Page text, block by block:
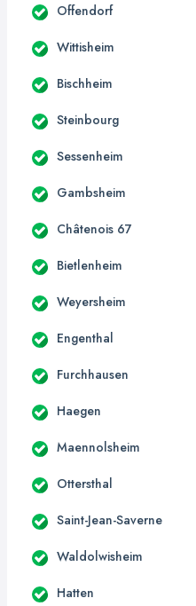
Offendorf
Wittisheim
Bischheim
Steinbourg
Sessenheim
Gambsheim
Châtenois 67
Bietlenheim
Weyersheim
Engenthal
Furchhausen
Haegen
Maennolsheim
Ottersthal
Saint-Jean-Saverne
Waldolwisheim
Hatten